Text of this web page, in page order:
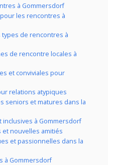
à Gommersdorf
les rencontres à
de rencontres à
de rencontre locales à
et conviviales pour
relations atypiques
seniors et matures dans la
inclusives à Gommersdorf
et nouvelles amitiés
et passionnelles dans la
à Gommersdorf